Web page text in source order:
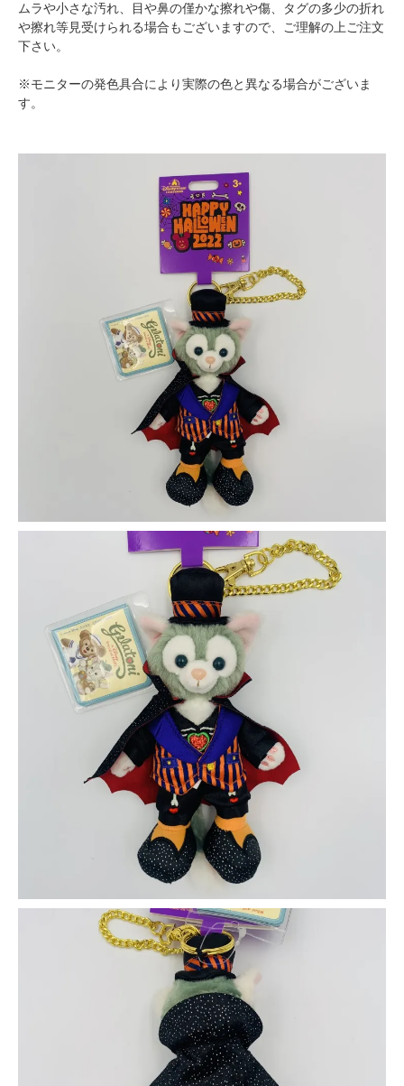
ムラや小さな汚れ、目や鼻の僅かな擦れや傷、タグの多少の折れ
や擦れ等見受けられる場合もございますので、ご理解の上ご注文
下さい。
※モニターの発色具合により実際の色と異なる場合がございま
す。